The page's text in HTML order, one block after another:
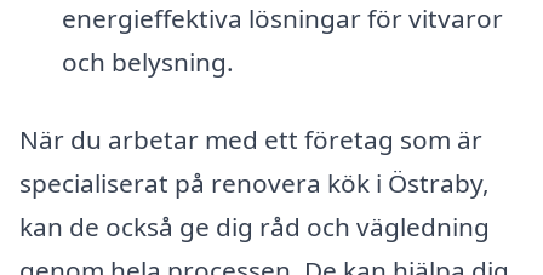
energieffektiva lösningar för vitvaror
och belysning.
När du arbetar med ett företag som är
specialiserat på renovera kök i Östraby,
kan de också ge dig råd och vägledning